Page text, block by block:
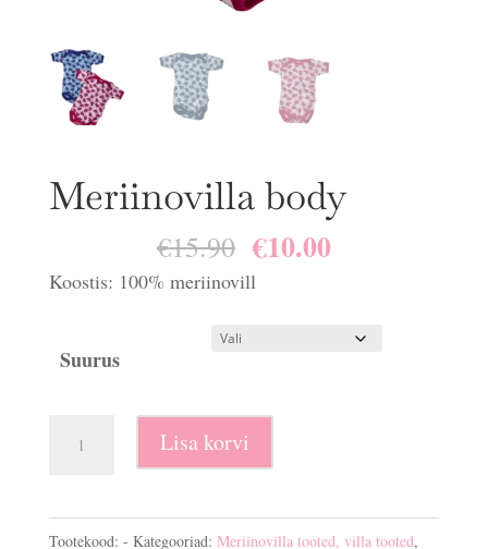
Meriinovilla body
€15.90 Algne
hind
€10.00Praegune
€10.00.
Koostis: 100% meriinovill
Suurus
Lisa korvi
Tootekood: - Kategooriad: Meriinovilla tooted, villa tooted,